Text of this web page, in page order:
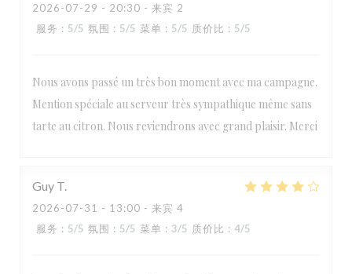
2026-07-29 - 20:30 - 来宾 2
服务 : 5/5 氛围 : 5/5 菜单 : 5/5 质价比 : 5/5
Nous avons passé un très bon moment avec ma campagne.
Mention spéciale au serveur très sympathique même sans
tarte au citron. Nous reviendrons avec grand plaisir. Merci
Guy T
2026-07-31 - 13:00 - 来宾 4
服务 : 5/5 氛围 : 5/5 菜单 : 3/5 质价比 : 4/5